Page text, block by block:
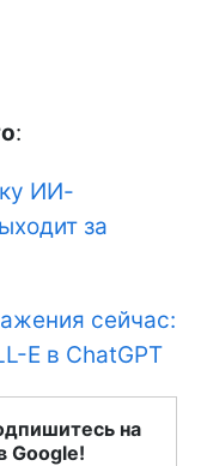
:
ИИ-
за
сейчас:
E в ChatGPT
на
Google!